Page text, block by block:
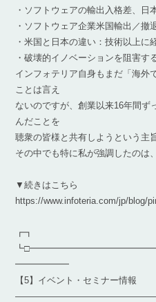
・ソフトウェアの輸出入格差、日
・ソフトウェア企業米国輸出／撤
・米国と日本の違い：技術以上に
・破壊的イノベーションを阻害す
インフォテリア自身もまだ「海外
ことは言え
ないのですが、創業以来16年間ず
んだことを
聴衆の皆様と共有しようという主
その中でも特に私が強調したのは
▼続きはこちら
https://www.infoteria.com/jp/blog/
┏┓
━━━━━━
【5】イベント・セミナー情報